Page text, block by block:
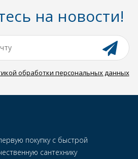
на новости!
обработки персональных данных
покупку с быстрой
сантехнику